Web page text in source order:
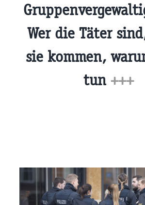
Wer die Täter
sie kommen,
tun +++